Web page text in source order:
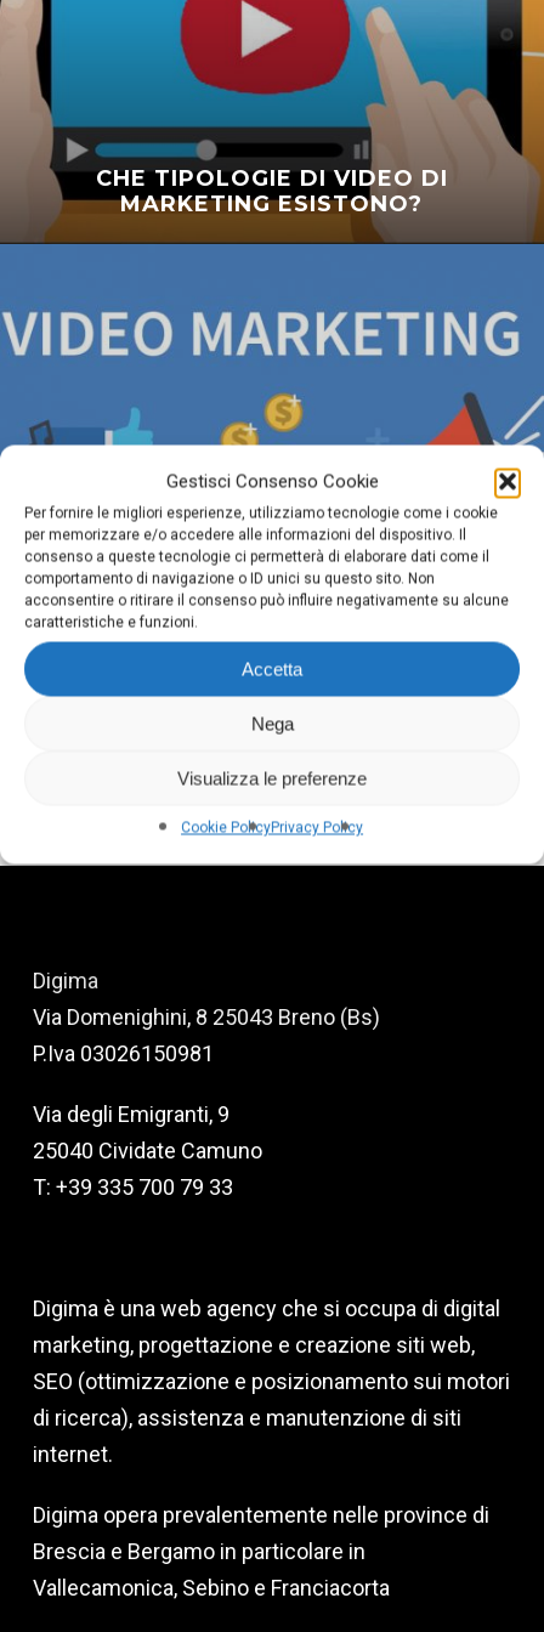
Gestisci Consenso Cookie
Per fornire le migliori esperienze, utilizziamo tecnologie come i cookie
per memorizzare e/o accedere alle informazioni del dispositivo. Il
consenso a queste tecnologie ci permetterà di elaborare dati come il
comportamento di navigazione o ID unici su questo sito. Non
acconsentire o ritirare il consenso può influire negativamente su alcune
caratteristiche e funzioni.
Accetta
Nega
Visualizza le preferenze
Cookie PolicyPrivacy Policy
CHE TIPOLOGIE DI VIDEO DI
MARKETING ESISTONO?
Digima
Via Domenighini, 8 25043 Breno (Bs)
P.Iva 03026150981
Via degli Emigranti, 9
25040 Cividate Camuno
T: +39 335 700 79 33
Digima è una web agency che si occupa di digital
marketing, progettazione e creazione siti web,
SEO (ottimizzazione e posizionamento sui motori
di ricerca), assistenza e manutenzione di siti
internet.
Digima opera prevalentemente nelle province di
Brescia e Bergamo in particolare in
Vallecamonica, Sebino e Franciacorta